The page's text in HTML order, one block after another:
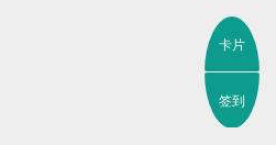
卡片
签到